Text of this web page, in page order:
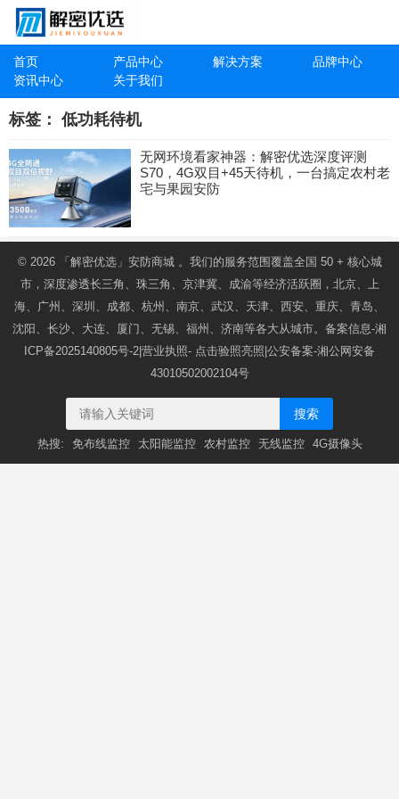
首页 产品中心 解决方案
品牌中心
资讯中心
关于我们
标签： 低功耗待机
无网环境看家神器：解密优选深度评测
S70，4G双目+45天待机，一台搞定农村老
宅与果园安防
© 2026 「解密优选」安防商城。我们的服务范围覆盖全国 50 + 核心城
市，深度渗透长三角、珠三角、京津冀、成渝等经济活跃圈，北京、上
海、广州、深圳、成都、杭州、南京、武汉、天津、西安、重庆、青岛、
沈阳、长沙、大连、厦门、无锡、福州、济南等各大从城市。备案信息-湘
ICP备2025140805号-2 |营业执照- 点击验照亮照 |公安备案-湘公网安备
43010502002104号
搜索
热搜: 免布线监控 太阳能监控 农村监控 无线监控 4G摄像头